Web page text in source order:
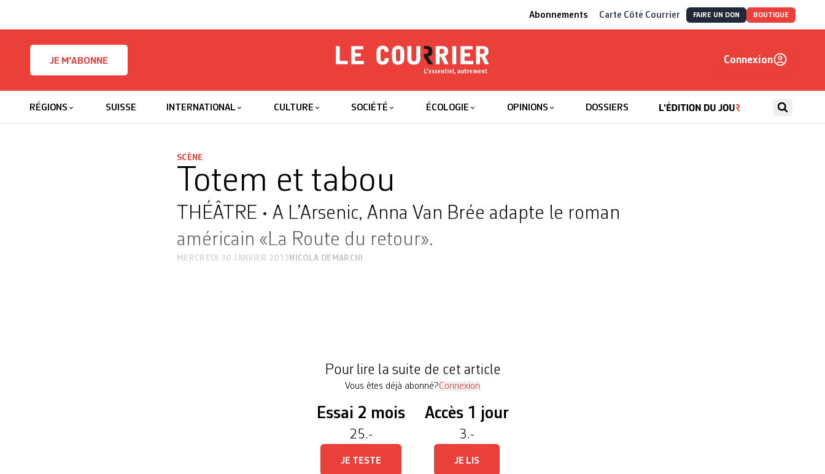
Abonnements Carte Côté Courrier FAIRE UN DON BOUTIQUE
JE M'ABONNE
Le Courrier
Connexion
RÉGIONS SUISSE INTERNATIONAL CULTURE SOCIÉTÉ ÉCOLOGIE OPINIONS DOSSIERS
SCÈNE
Totem et tabou
THÉÂTRE • A L’Arsenic, Anna Van Brée adapte le roman
américain «La Route du retour».
MERCREDI 30 JANVIER 2013 NICOLA DEMARCHI
Pour lire la suite de cet article
Vous êtes déjà abonné?Connexion
Essai 2 mois
25.-
JE TESTE
Accès 1 jour
3.-
JE LIS